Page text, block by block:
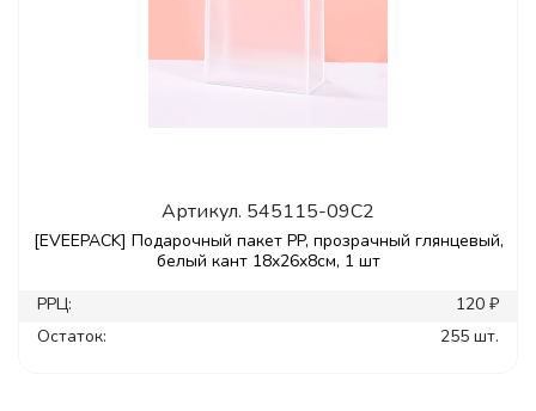
Артикул. 545115-09C2
[EVEEPACK] Подарочный пакет PP, прозрачный глянцевый,
белый кант 18x26x8см, 1 шт
РРЦ:
120 ₽
Остаток:
255 шт.